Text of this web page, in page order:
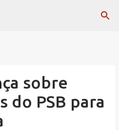
sobre
do PSB para